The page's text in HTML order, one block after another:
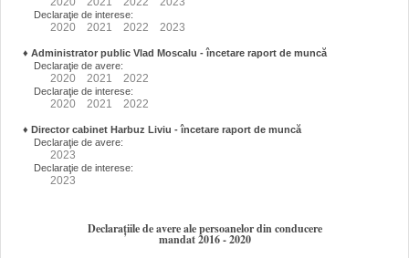
Declaraţie de interese:
2020 2021 2022 2023
♦ Administrator public Vlad Moscalu - încetare raport de muncă
Declaraţie de avere:
2020 2021 2022
Declaraţie de interese:
2020 2021 2022
♦ Director cabinet Harbuz Liviu - încetare raport de muncă
Declaraţie de avere:
2023
Declaraţie de interese:
2023
Declarațiile de avere ale persoanelor din conducere
mandat 2016 - 2020